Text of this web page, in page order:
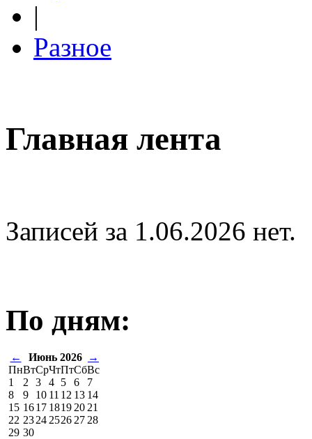
|
Разное
Главная лента
Записей за 1.06.2026 нет.
По дням:
← Июнь 2026
→
ПнВтСрЧтПтСбВс
1
2 3 4 5 6
7
8
9 10 11 12 13 14
15 1617 1819 20 21
22 2324 2526 27 28
29 30